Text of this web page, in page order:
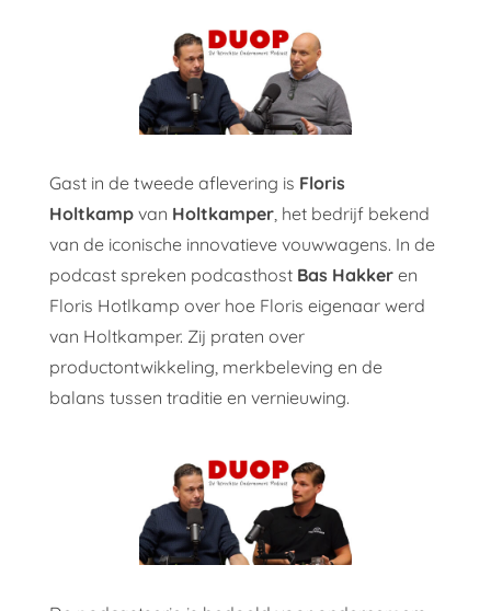
Gast in de tweede aflevering is Floris
Holtkampvan Holtkamper, het bedrijf bekend
van de iconische innovatieve vouwwagens. In de
podcast spreken podcasthost Bas Hakkeren
Floris Hotlkamp over hoe Floris eigenaar werd
van Holtkamper. Zij praten over
productontwikkeling, merkbeleving en de
balans tussen traditie en vernieuwing.